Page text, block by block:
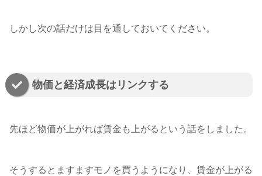
しかし次の話だけは目を通しておいてください。
物価と経済成長はリンクする
先ほど物価が上がれば賃金も上がるという話をしました。
そうするとますますモノを買うようになり、賃金が上がる